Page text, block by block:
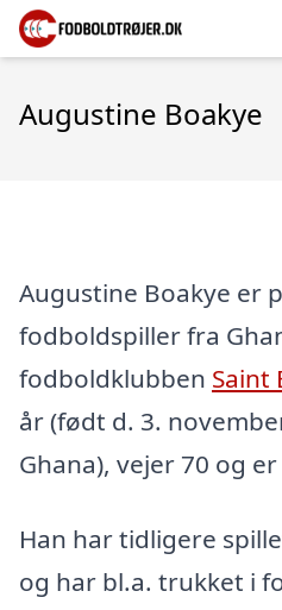
Augustine Boakye
Augustine Boakye er
fodboldspiller fra
fodboldklubben Saint
år (født d. 3.
Ghana), vejer 70 og
Han har tidligere
og har bl.a. trukket i